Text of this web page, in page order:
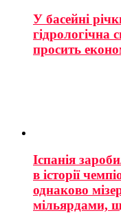
У басейні
гідрологічна
просить
Іспанія
в історії
однаково
мільярдами,